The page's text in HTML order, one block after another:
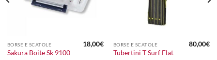
BORSE E SCATOLE
Sakura Boite Sk 9100
18,00€ BORSE E SCATOLE
Tubertini T Surf Flat
80,00€